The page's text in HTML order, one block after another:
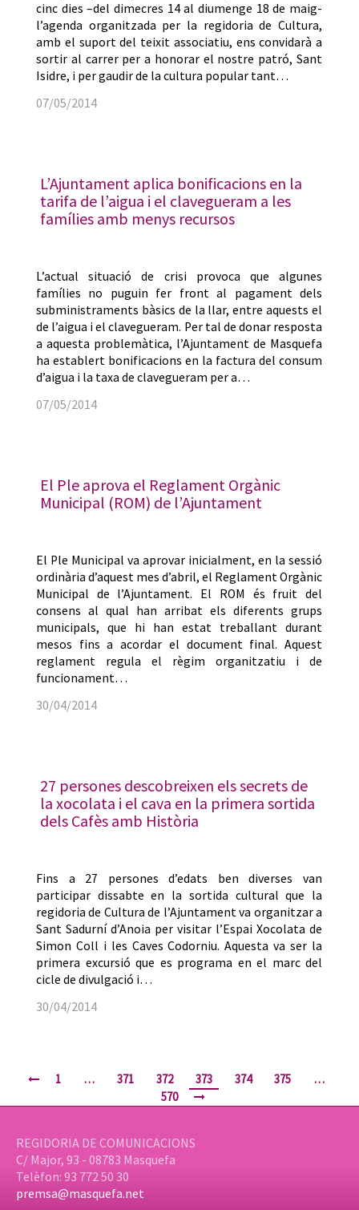
cinc dies –del dimecres 14 al diumenge 18 de maig-
l’agenda organitzada per la regidoria de Cultura,
amb el suport del teixit associatiu, ens convidarà a
sortir al carrer per a honorar el nostre patró, Sant
Isidre, i per gaudir de la cultura popular tant…
07/05/2014
L’Ajuntament aplica bonificacions en la
tarifa de l’aigua i el clavegueram a les
famílies amb menys recursos
L’actual situació de crisi provoca que algunes
famílies no puguin fer front al pagament dels
subministraments bàsics de la llar, entre aquests el
de l’aigua i el clavegueram. Per tal de donar resposta
a aquesta problemàtica, l’Ajuntament de Masquefa
ha establert bonificacions en la factura del consum
d’aigua i la taxa de clavegueram per a…
07/05/2014
El Ple aprova el Reglament Orgànic
Municipal (ROM) de l’Ajuntament
El Ple Municipal va aprovar inicialment, en la sessió
ordinària d’aquest mes d’abril, el Reglament Orgànic
Municipal de l’Ajuntament. El ROM és fruit del
consens al qual han arribat els diferents grups
municipals, que hi han estat treballant durant
mesos fins a acordar el document final. Aquest
reglament regula el règim organitzatiu i de
funcionament…
30/04/2014
27 persones descobreixen els secrets de
la xocolata i el cava en la primera sortida
dels Cafès amb Història
Fins a 27 persones d’edats ben diverses van
participar dissabte en la sortida cultural que la
regidoria de Cultura de l’Ajuntament va organitzar a
Sant Sadurní d’Anoia per visitar l’Espai Xocolata de
Simon Coll i les Caves Codorniu. Aquesta va ser la
primera excursió que es programa en el marc del
cicle de divulgació i…
30/04/2014
1 … 371 372 373 374 375
…
570
REGIDORIA DE COMUNICACIONS
C/ Major, 93 - 08783 Masquefa
Telèfon: 93 772 50 30
premsa@masquefa.net